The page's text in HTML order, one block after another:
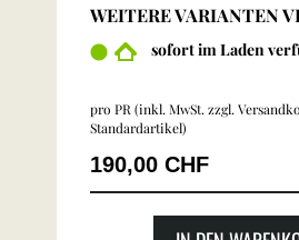
WEITERE VARIANTEN
sofort im Laden
pro PR (inkl. MwSt. zzgl.
Standardartikel)
190,00 CHF